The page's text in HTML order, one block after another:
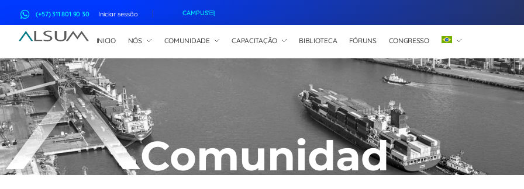
(+57) 311 801 90 30 Iniciar sessão CAMPUS
INICIO NÓS COMUNIDADE CAPACITAÇÃO BIBLIOTECA FÓRUNS CONGRESSO
Comunidad